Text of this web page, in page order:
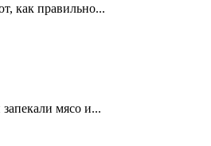
как правильно...
мясо и...